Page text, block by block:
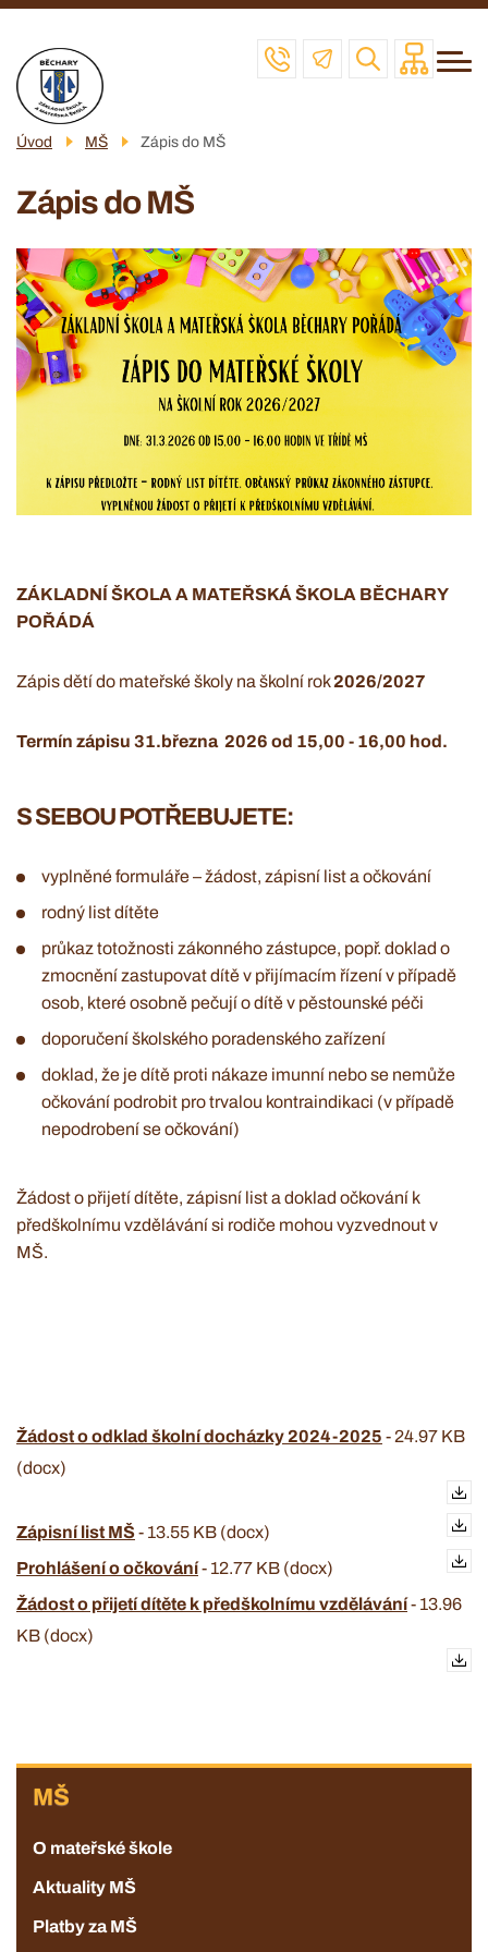
Přejít
hlavnímu
obsahu
Menu
navigace
MŠ
ŠD
VČELAŘSKÝ KROUŽEK
POVINNÉ INFO
KONTAKT
MŠ
MŠ
O mateřské škole
Aktuality MŠ
Platby za MŠ
Úvod MŠ Zápis do MŠ
Zápis do MŠ
ZÁKLADNÍ ŠKOLA A MATEŘSKÁ ŠKOLA BĚCHARY
POŘÁDÁ
Zápis dětí do mateřské školy na školní rok2026/2027
Termín zápisu 31.března 2026 od 15,00 - 16,00 hod.
S SEBOU POTŘEBUJETE:
vyplněné formuláře – žádost, zápisní list a očkování
rodný list dítěte
průkaz totožnosti zákonného zástupce, popř. doklad o
zmocnění zastupovat dítě v přijímacím řízení v případě
osob, které osobně pečují o dítě v pěstounské péči
doporučení školského poradenského zařízení
doklad, že je dítě proti nákaze imunní nebo se nemůže
očkování podrobit pro trvalou kontraindikaci (v případě
nepodrobení se očkování)
Žádost o přijetí dítěte, zápisní list a doklad očkování k
předškolnímu vzdělávání si rodiče mohou vyzvednout v
MŠ.
Žádost o odklad školní docházky 2024-2025 - 24.97 KB
(docx)
Zápisní list MŠ- 13.55 KB (docx)
Prohlášení o očkování- 12.77 KB (docx)
Žádost o přijetí dítěte k předškolnímu vzdělávání- 13.96
KB (docx)